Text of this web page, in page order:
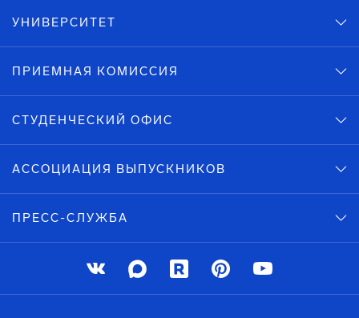
УНИВЕРСИТЕТ
ПРИЕМНАЯ КОМИССИЯ
СТУДЕНЧЕСКИЙ ОФИС
АССОЦИАЦИЯ ВЫПУСКНИКОВ
ПРЕСС-СЛУЖБА